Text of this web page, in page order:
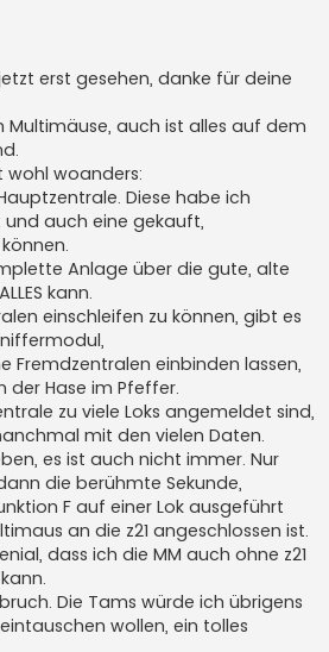
erst gesehen, danke für deine
Multimäuse, auch ist alles auf dem
wohl woanders:
Diese habe ich
auch eine gekauft,
Anlage über die gute, alte
kann.
einschleifen zu können, gibt es
Fremdzentralen einbinden lassen,
Hase im Pfeffer.
zu viele Loks angemeldet sind,
mit den vielen Daten.
es ist auch nicht immer. Nur
die berühmte Sekunde,
F auf einer Lok ausgeführt
an die z21 angeschlossen ist.
dass ich die MM auch ohne z21
Die Tams würde ich übrigens
wollen, ein tolles